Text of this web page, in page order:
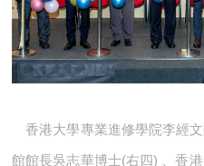
香港大學專業進修學院李經
館館長吳志華博士(右四) 、香